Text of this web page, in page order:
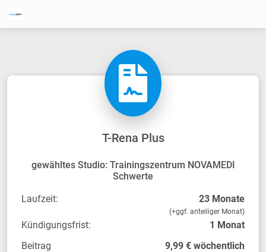
T-Rena Plus
gewähltes Studio: Trainingszentrum NOVAMEDI
Schwerte
Laufzeit:
23 Monate
(+ggf. anteiliger Monat)
Kündigungsfrist:
1 Monat
Beitrag
9,99 € wöchentlich